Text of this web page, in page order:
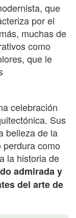
que
por el
muchas de
como
que le
celebración
Sus
belleza de la
como
la historia de
admirada y
del arte de